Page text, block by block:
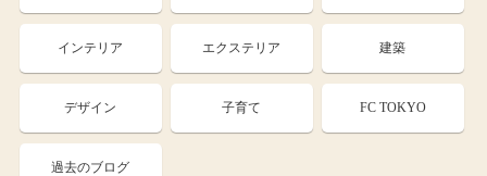
インテリア エクステリア 建築
デザイン 子育て FC TOKYO
過去のブログ